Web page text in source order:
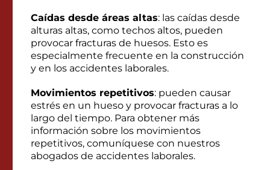
Caídas desde áreas altas: las caídas desde
alturas altas, como techos altos, pueden
provocar fracturas de huesos. Esto es
especialmente frecuente en la construcción
y en los accidentes laborales.
Movimientos repetitivos: pueden causar
estrés en un hueso y provocar fracturas a lo
largo del tiempo. Para obtener más
información sobre los movimientos
repetitivos, comuníquese con nuestros
abogados de accidentes laborales.